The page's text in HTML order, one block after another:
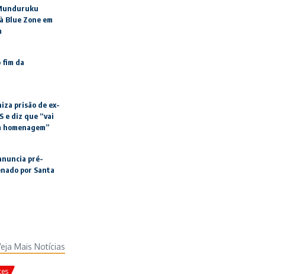
Blue Zone em
fim da
prisão de ex-
e diz que “vai
pré-
por Santa
Mais Notícias